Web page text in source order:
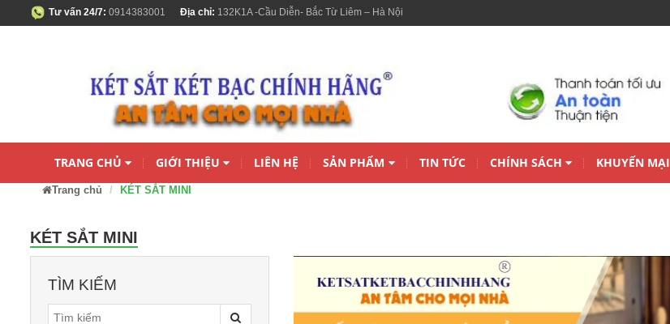
Tư vấn 24/7: 0914383001 Địa chỉ: 132K1A -Cầu Diễn- Bắc Từ Liêm – Hà Nội
TRANG CHỦ GIỚI THIỆU LIÊN HỆ SẢN PHẨM TIN TỨC CHÍNH SÁCH KHUYẾN MẠI
Trang chủ KÉT SẮT MINI
KÉT SẮT MINI
TÌM KIẾM